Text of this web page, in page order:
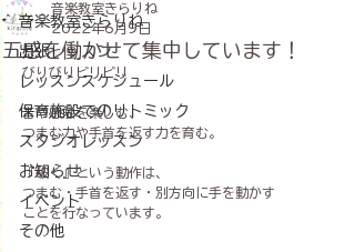
音楽教室きらりね
出張レッスン
レッスンスケジュール
保育施設でのリトミック
スタジオレッスン
お知らせ
イベント
その他
五感を働かせて集中しています！
音楽教室きらりね
2022年6月9日
びりびりビリビリ
音や感触を楽しむ、
つまむ力や手首を返す力を育む。
『破く』という動作は、
つまむ・手首を返す・別方向に手を動かす
ことを行なっています。